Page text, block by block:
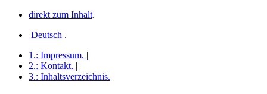
direkt zum Inhalt.
Deutsch .
1.: Impressum. |
2.: Kontakt. |
3.: Inhaltsverzeichnis.